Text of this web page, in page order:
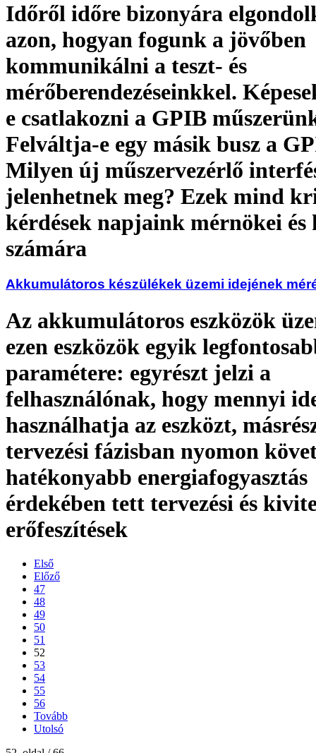
Időről időre bizonyára
azon, hogyan fogunk a jövőben
kommunikálni a teszt- és
mérőberendezéseinkkel.
e csatlakozni a GPIB
Felváltja-e egy másik busz a
Milyen új műszervezérlő
jelenhetnek meg? Ezek mind
kérdések napjaink mérnökei
számára
Akkumulátoros készülékek üzemi idejének
Az akkumulátoros eszközök
ezen eszközök egyik
paramétere: egyrészt jelzi a
felhasználónak, hogy mennyi
használhatja az eszközt,
tervezési fázisban nyomon
hatékonyabb energiafogyasztás
érdekében tett tervezési és
erőfeszítések
Első
Előző
47
48
49
50
51
52
53
54
55
56
Tovább
Utolsó